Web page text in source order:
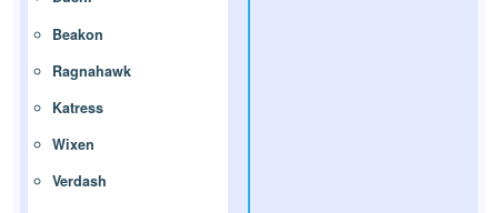
Beakon
Ragnahawk
Katress
Wixen
Verdash